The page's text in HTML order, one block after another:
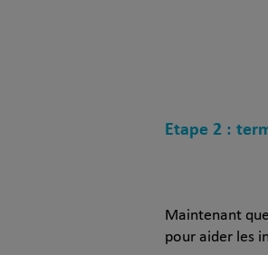
Etape 2 :
Maintenant
pour aider les